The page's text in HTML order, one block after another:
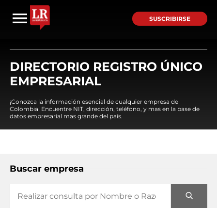
SUSCRIBIRSE
DIRECTORIO REGISTRO ÚNICO
EMPRESARIAL
¡Conozca la información esencial de cualquier empresa de
Colombia! Encuentre NIT, dirección, teléfono, y mas en la base de
datos empresarial mas grande del país.
Buscar empresa